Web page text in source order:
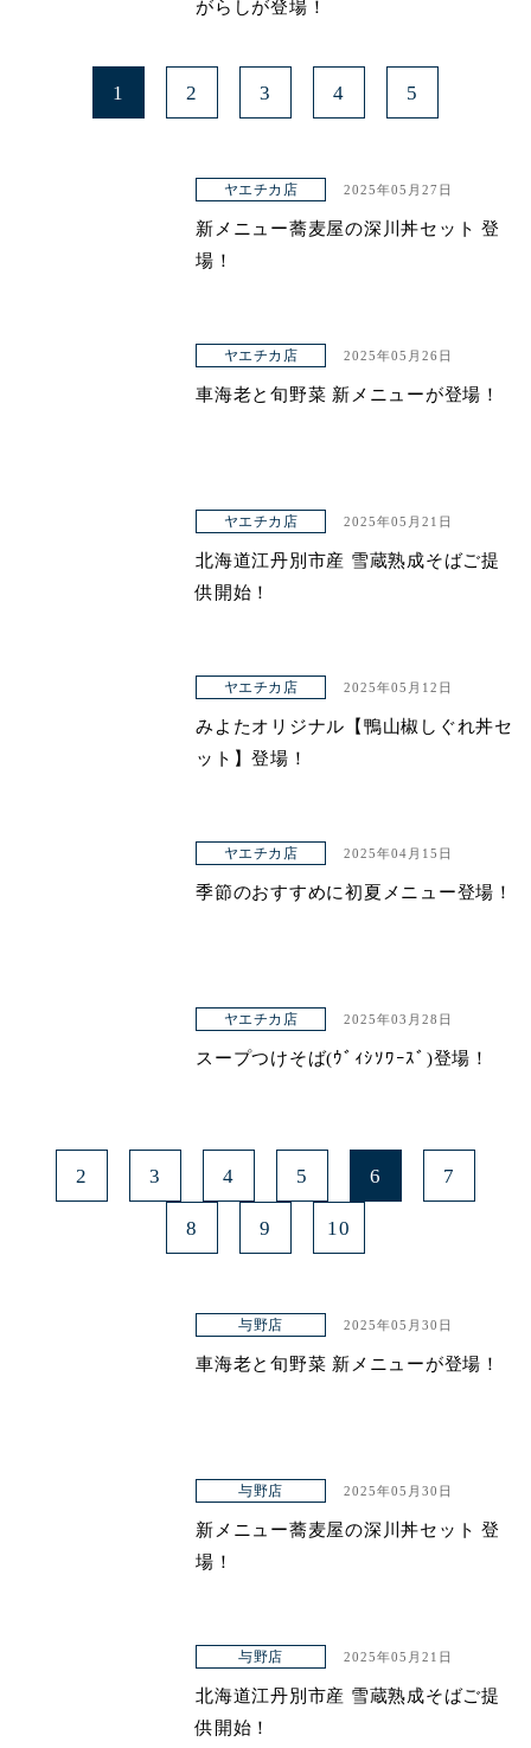
がらしが登場！
1 2 3 4 5
ヤエチカ店 2025年05月27日
新メニュー蕎麦屋の深川丼セット 登
場！
ヤエチカ店 2025年05月26日
車海老と旬野菜 新メニューが登場！
ヤエチカ店 2025年05月21日
北海道江丹別市産 雪蔵熟成そばご提
供開始！
ヤエチカ店 2025年05月12日
みよたオリジナル【鴨山椒しぐれ丼セ
ット】登場！
ヤエチカ店 2025年04月15日
季節のおすすめに初夏メニュー登場！
ヤエチカ店 2025年03月28日
スープつけそば(ｳﾞｨｼｿﾜｰｽﾞ)登場！
2 3 4 5 6 7
8 9 10
与野店 2025年05月30日
車海老と旬野菜 新メニューが登場！
与野店 2025年05月30日
新メニュー蕎麦屋の深川丼セット 登
場！
与野店 2025年05月21日
北海道江丹別市産 雪蔵熟成そばご提
供開始！